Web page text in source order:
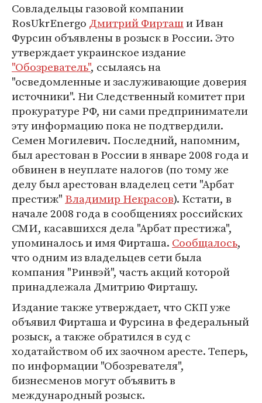
Совладельцы газовой компании
RosUkrEnergo Дмитрий Фирташи Иван
Фурсин объявлены в розыск в России. Это
утверждает украинское издание
"Обозреватель", ссылаясь на
"осведомленные и заслуживающие доверия
источники". Ни Следственный комитет при
прокуратуре РФ, ни сами предприниматели
эту информацию пока не подтвердили.
Семен Могилевич. Последний, напомним,
был арестован в России в январе 2008 года и
обвинен в неуплате налогов (по тому же
делу был арестован владелец сети "Арбат
престиж" Владимир Некрасов). Кстати, в
начале 2008 года в сообщениях российских
СМИ, касавшихся дела "Арбат престижа",
упоминалось и имя Фирташа. Сообщалось,
что одним из владельцев сети была
компания "Ринвэй", часть акций которой
принадлежала Дмитрию Фирташу.
Издание также утверждает, что СКП уже
объявил Фирташа и Фурсина в федеральный
розыск, а также обратился в суд с
ходатайством об их заочном аресте. Теперь,
по информации "Обозревателя",
бизнесменов могут объявить в
международный розыск.